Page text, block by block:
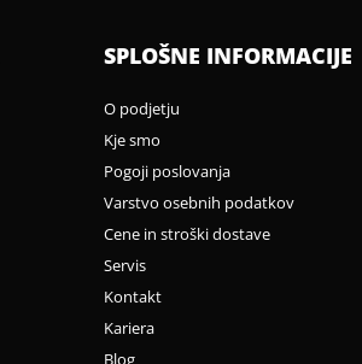
SPLOŠNE INFORMACIJE
O podjetju
Kje smo
Pogoji poslovanja
Varstvo osebnih podatkov
Cene in stroški dostave
Servis
Kontakt
Kariera
Blog